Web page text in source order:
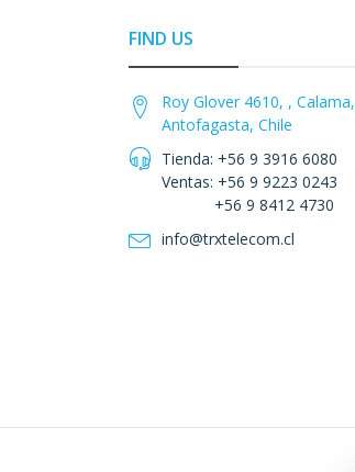
FIND US
Roy Glover 4610, , Calama,
Antofagasta, Chile
Tienda: +56 9 3916 6080
Ventas: +56 9 9223 0243
+56 9 8412 4730
info@trxtelecom.cl